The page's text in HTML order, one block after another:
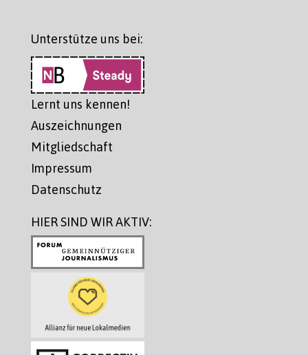
Unterstütze uns bei:
Lernt uns kennen!
Auszeichnungen
Mitgliedschaft
Impressum
Datenschutz
HIER SIND WIR AKTIV: